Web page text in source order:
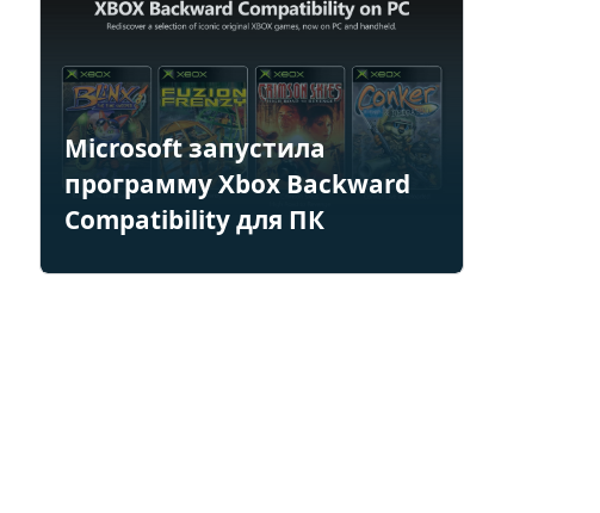
Microsoft запустила
программу Xbox Backward
Compatibility для ПК